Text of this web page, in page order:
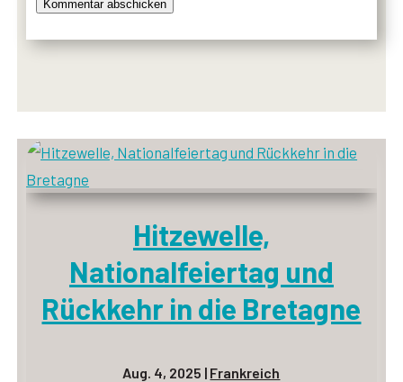
Kommentar abschicken
Hitzewelle,
Nationalfeiertag und
Rückkehr in die Bretagne
Aug. 4, 2025 | Frankreich